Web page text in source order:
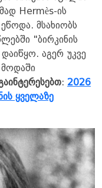
Hermès-ის
მსახიობს
"ბირკინის
აგერ უკვე
: ​2026
ყველაზე